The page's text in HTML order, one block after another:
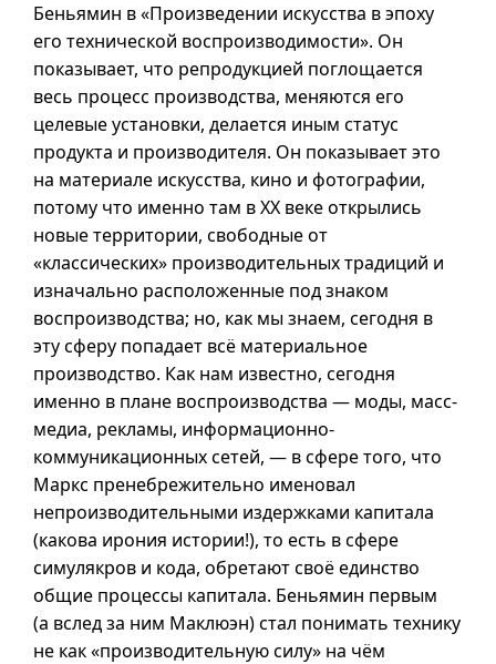
Беньямин в «Произведении искусства в эпоху
его технической воспроизводимости». Он
показывает, что репродукцией поглощается
весь процесс производства, меняются его
целевые установки, делается иным статус
продукта и производителя. Он показывает это
на материале искусства, кино и фотографии,
потому что именно там в XX веке открылись
новые территории, свободные от
«классических» производительных традиций и
изначально расположенные под знаком
воспроизводства; но, как мы знаем, сегодня в
эту сферу попадает всё материальное
производство. Как нам известно, сегодня
именно в плане воспроизводства — моды, масс-
медиа, рекламы, информационно-
коммуникационных сетей, — в сфере того, что
Маркс пренебрежительно именовал
непроизводительными издержками капитала
(какова ирония истории!), то есть в сфере
симулякров и кода, обретают своё единство
общие процессы капитала. Беньямин первым
(а вслед за ним Маклюэн) стал понимать технику
не как «производительную силу» на чём